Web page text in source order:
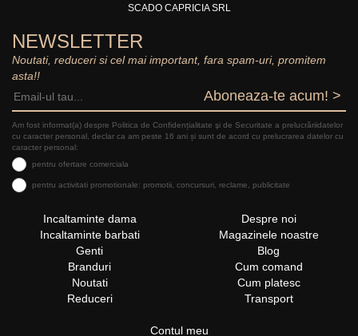
SCADO CAPRICIA SRL
NEWSLETTER
Noutati, reduceri si cel mai important, fara spam-uri, promitem
asta!!
Aboneaza-te acum! >
Am fost informat(a) despre Politica de Confidențialitate şi de Securitate a prelucrăriidatelor
cu caracter personal, declar ca am peste 16 ani și sunt de acord cu prelucrarea datelor cu
caracter personal:
pentru ofertare comerciala
pentru activitati promotionale: promotii, concursuri, reclame, publicitate
Incaltaminte dama
Incaltaminte barbati
Genti
Branduri
Noutati
Reduceri
Despre noi
Magazinele noastre
Blog
Cum comand
Cum platesc
Transport
Contul meu